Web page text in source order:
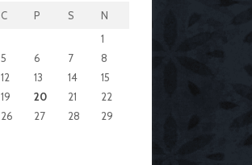
C P S
N
1
5 6 7
8
12 13 14
15
19 20 21
22
26 27 28
29